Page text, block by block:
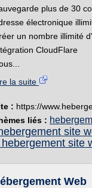
plus de 30
électronique
un nombre illimité
CloudFlare
la suite
: https://
liés :
site
site
Web